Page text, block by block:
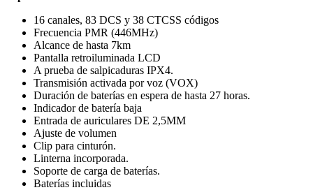
16 canales, 83 DCS y 38 CTCSS códigos
Frecuencia PMR (446MHz)
Alcance de hasta 7km
Pantalla retroiluminada LCD
A prueba de salpicaduras IPX4.
Transmisión activada por voz (VOX)
Duración de baterías en espera de hasta 27 horas.
Indicador de batería baja
Entrada de auriculares DE 2,5MM
Ajuste de volumen
Clip para cinturón.
Linterna incorporada.
Soporte de carga de baterías.
Baterías incluidas